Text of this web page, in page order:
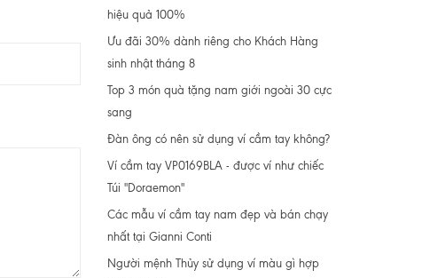
hiệu quả 100%
Ưu đãi 30% dành riêng cho Khách Hàng
sinh nhật tháng 8
Top 3 món quà tặng nam giới ngoài 30 cực
sang
Đàn ông có nên sử dụng ví cầm tay không?
Ví cầm tay VP0169BLA - được ví như chiếc
Túi "Doraemon"
Các mẫu ví cầm tay nam đẹp và bán chạy
nhất tại Gianni Conti
Người mệnh Thủy sử dụng ví màu gì hợp